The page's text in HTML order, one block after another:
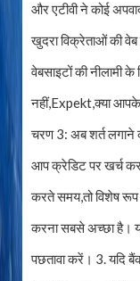
और एटीवी ने कोई
खुदरा विक्रेताओं की
वेबसाइटों की नीलामी
नहीं,Expekt,क्या
चरण 3: अब शर्त लगाने
आप क्रेडिट पर खर्च
करते समय,तो विशेष रूप
करना सबसे अच्छा है।
पछतावा करें। 3. यदि